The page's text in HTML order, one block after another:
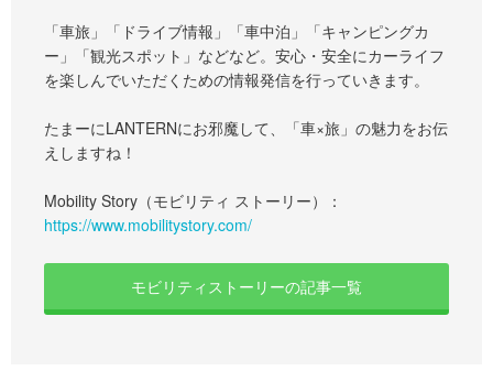
「車旅」「ドライブ情報」「車中泊」「キャンピングカ
ー」「観光スポット」などなど。安心・安全にカーライフ
を楽しんでいただくための情報発信を行っていきます。
たまーにLANTERNにお邪魔して、「車×旅」の魅力をお伝
えしますね！
Mobility Story（モビリティ ストーリー）：
https://www.mobilitystory.com/
モビリティストーリーの記事一覧